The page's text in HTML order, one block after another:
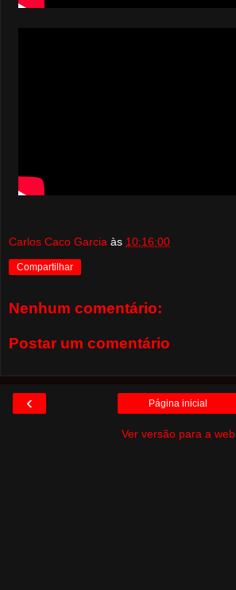
Carlos Caco Garcia às 10:16:00
Compartilhar
Nenhum comentário:
Postar um comentário
‹ Página inicial
Ver versão para a web